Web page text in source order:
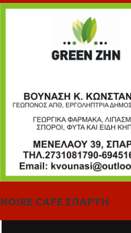
NOIRE CAFE ΣΠΑΡΤΗ